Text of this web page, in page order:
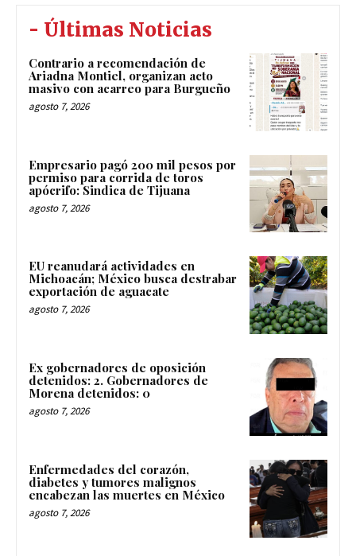
- Últimas Noticias
Contrario a recomendación de
Ariadna Montiel, organizan acto
masivo con acarreo para Burgueño
agosto 7, 2026
Empresario pagó 200 mil pesos por
permiso para corrida de toros
apócrifo: Sindica de Tijuana
agosto 7, 2026
EU reanudará actividades en
Michoacán; México busca destrabar
exportación de aguacate
agosto 7, 2026
Ex gobernadores de oposición
detenidos: 2. Gobernadores de
Morena detenidos: 0
agosto 7, 2026
Enfermedades del corazón,
diabetes y tumores malignos
encabezan las muertes en México
agosto 7, 2026